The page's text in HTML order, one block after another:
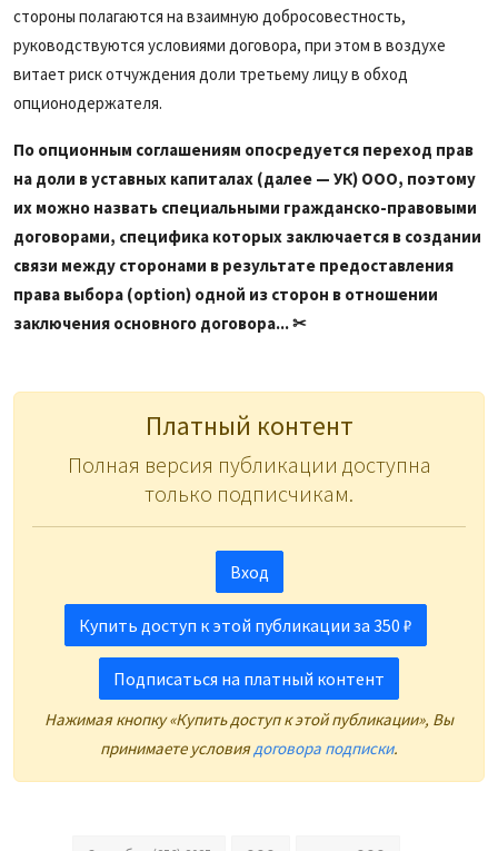
стороны полагаются на взаимную добросовестность,
руководствуются условиями договора, при этом в воздухе
витает риск отчуждения доли третьему лицу в обход
опционодержателя.
По опционным соглашениям опосредуется переход прав
на доли в уставных капиталах (далее — УК) ООО, поэтому
их можно назвать специальными гражданско-правовыми
договорами, специфика которых заключается в создании
связи между сторонами в результате предоставления
права выбора (option) одной из сторон в отношении
заключения основного договора... ✂
Платный контент
Полная версия публикации доступна
только подписчикам.
Вход
Купить доступ к этой публикации за 350 ₽
Подписаться на платный контент
Нажимая кнопку «Купить доступ к этой публикации», Вы
принимаете условия договора подписки.